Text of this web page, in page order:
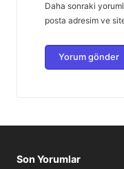
Daha sonraki
posta adresim ve
Son Yorumlar